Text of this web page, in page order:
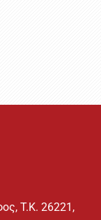
Τ.Κ. 26221,